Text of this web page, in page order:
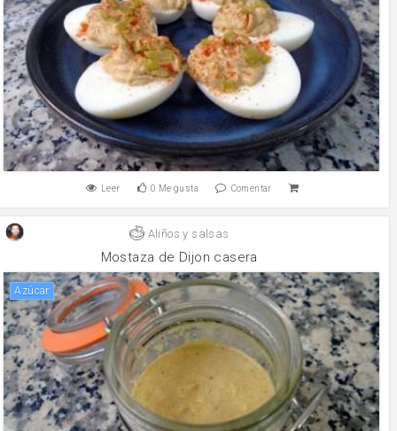
Leer 0 Me gusta Comentar
Aliños y salsas
Mostaza de Dijon casera
Azúcar